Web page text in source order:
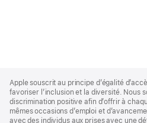
Footer
Apple souscrit au principe d’égalité
favoriser l’inclusion et la diversité. Nous
discrimination positive afin d’offrir à
mêmes occasions d’emploi et
avec des individus aux prises avec une